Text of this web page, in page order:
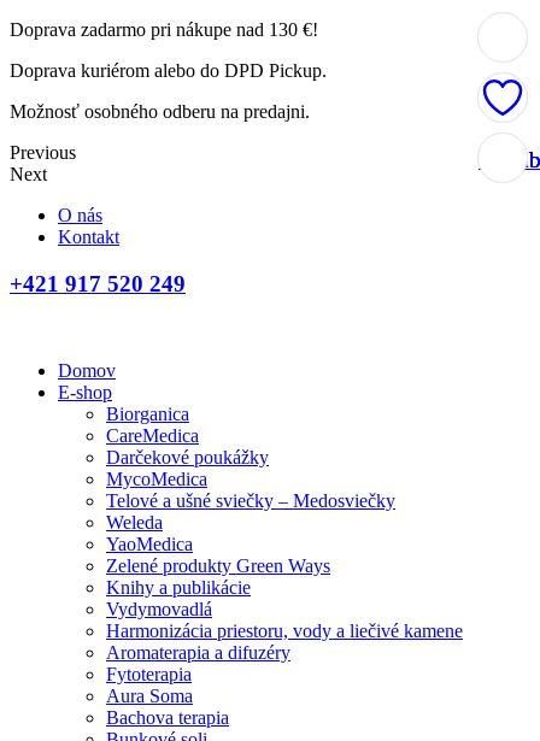
Doprava zadarmo pri nákupe nad 130 €!
Doprava kuriérom alebo do DPD Pickup.
Možnosť osobného odberu na predajni.
Previous
Next
O nás
Kontakt
+421 917 520 249
Domov
E-shop
Biorganica
CareMedica
Darčekové poukážky
MycoMedica
Telové a ušné sviečky – Medosviečky
Weleda
YaoMedica
Zelené produkty Green Ways
Knihy a publikácie
Vydymovadlá
Harmonizácia priestoru, vody a liečivé kamene
Aromaterapia a difuzéry
Fytoterapia
Aura Soma
Bachova terapia